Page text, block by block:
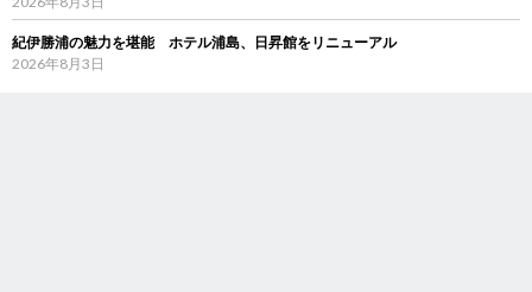
紀伊勝浦の魅力を堪能 ホテル浦島、日昇館をリニューアル
2026年8月3日